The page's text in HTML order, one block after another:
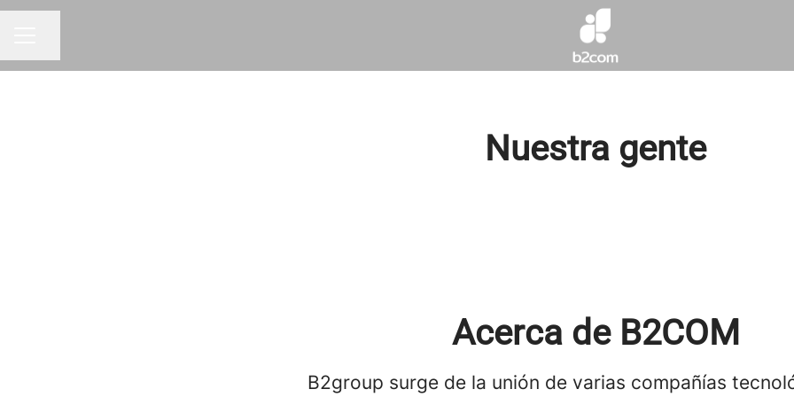
Nuestra gente
Acerca de B2COM
B2group surge de la unión de varias compañías